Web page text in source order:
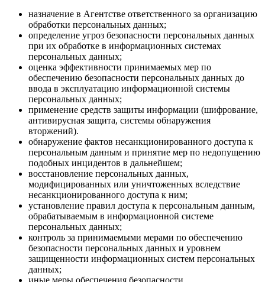
назначение в Агентстве ответственного за организацию
обработки персональных данных;
определение угроз безопасности персональных данных
при их обработке в информационных системах
персональных данных;
оценка эффективности принимаемых мер по
обеспечению безопасности персональных данных до
ввода в эксплуатацию информационной системы
персональных данных;
применение средств защиты информации (шифрование,
антивирусная защита, системы обнаружения
вторжений).
обнаружение фактов несанкционированного доступа к
персональным данным и принятие мер по недопущению
подобных инцидентов в дальнейшем;
восстановление персональных данных,
модифицированных или уничтоженных вследствие
несанкционированного доступа к ним;
установление правил доступа к персональным данным,
обрабатываемым в информационной системе
персональных данных;
контроль за принимаемыми мерами по обеспечению
безопасности персональных данных и уровнем
защищенности информационных систем персональных
данных;